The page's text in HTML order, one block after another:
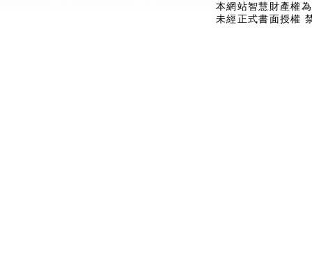
本網站智慧財產權
未經正式書面授權